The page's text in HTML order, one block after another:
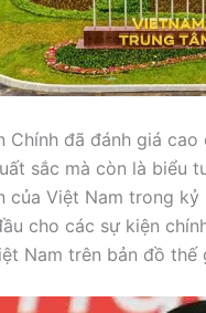
Chính đã đánh giá
sắc mà còn là biểu
Việt Nam trong
cho các sự kiện
Nam trên bản đồ thế